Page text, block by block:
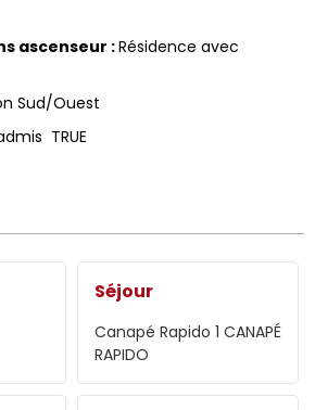
ascenseur :Résidence avec
Sud/Ouest
TRUE
Séjour
Canapé Rapido 1 CANAPÉ
RAPIDO